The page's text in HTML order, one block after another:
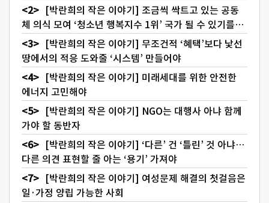
[박란희의 작은 이야기] 조금씩 싹트고 있는 공동
체 의식 모여 ‘청소년 행복지수 1위’ 국가 될 수 있기를…
[박란희의 작은 이야기] 무조건적 ‘혜택’보다 낯선
땅에서의 적응 도와줄 ‘시스템’ 만들어야
[박란희의 작은 이야기] 미래세대를 위한 안전한
에너지 고민해야
[박란희의 작은 이야기] NGO는 대행사 아냐 함께
가야 할 동반자
[박란희의 작은 이야기] ‘다른’ 건 ‘틀린’ 것 아냐…
다른 의견 표현할 줄 아는 ‘용기’ 가져야
[박란희의 작은 이야기] 여성문제 해결의 첫걸음은
일·가정 양립 가능한 사회